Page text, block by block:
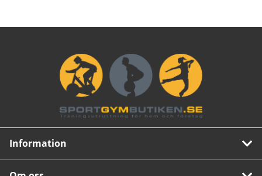
Information